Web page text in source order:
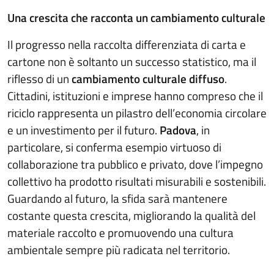
Una crescita che racconta un cambiamento culturale
Il progresso nella raccolta differenziata di carta e
cartone non è soltanto un successo statistico, ma il
riflesso di uncambiamento culturale diffuso.
Cittadini, istituzioni e imprese hanno compreso che il
riciclo rappresenta un pilastro dell’economia circolare
e un investimento per il futuro. Padova, in
particolare, si conferma esempio virtuoso di
collaborazione tra pubblico e privato, dove l’impegno
collettivo ha prodotto risultati misurabili e sostenibili.
Guardando al futuro, la sfida sarà mantenere
costante questa crescita, migliorando la qualità del
materiale raccolto e promuovendo una cultura
ambientale sempre più radicata nel territorio.